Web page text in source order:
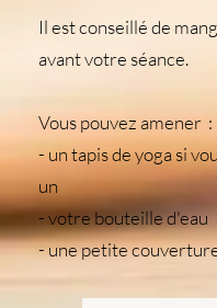
Il est conseillé de
avant votre séance.
Vous pouvez amener :
- un tapis de yoga si
un
- votre bouteille d'eau
- une petite